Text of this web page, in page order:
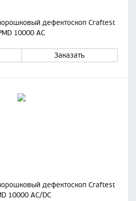
дефектоскоп Craftest
10000 AC
Заказать
дефектоскоп Craftest
10000 AC/DC